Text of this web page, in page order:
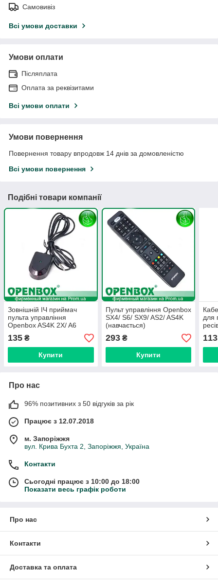
Самовивіз
Всі умови доставки
Умови оплати
Післяплата
Оплата за реквізитами
Всі умови оплати
Умови повернення
Повернення товару впродовж 14 днів за домовленістю
Всі умови повернення
Подібні товари компанії
Зовнішній ІЧ приймач
пульта управління
Openbox AS4K 2X/ A6
135 ₴
Купити
Пульт управління Openbox
SX4/ S6/ SX9/ AS2/ AS4K
(навчається)
293₴
Купити
для
113
Про нас
96% позитивних з 50 відгуків за рік
Працює з 12.07.2018
м. Запоріжжя
вул. Крива Бухта 2, Запоріжжя, Україна
Контакти
Сьогодні працює з 10:00 до 18:00
Показати весь графік роботи
Про нас
Контакти
Доставка та оплата